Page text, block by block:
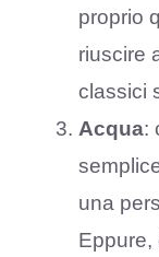
proprio
riuscire
classici
Acqua:
una
Eppure,